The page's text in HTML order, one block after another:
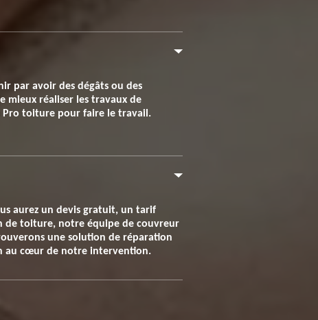
par avoir des dégâts ou des
mieux réaliser les travaux de
Pro toiture pour faire le travail.
aurez un devis gratuit, un tarif
de toiture, notre équipe de couvreur
une solution de réparation
au cœur de notre intervention.